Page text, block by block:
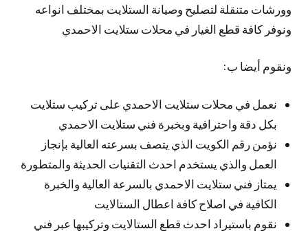
وورشات متنقلة لتصليح وصيانة الستلايت بمختلف انواعه
ونوفر كافة قطع الغيار في محلات ستلايت الاحمدي
ونقوم أيضا ب:
نعمل في محلات ستلايت الاحمدي على تركيب ستلايت
بكل دقة واحترافية وبخبرة فني ستلايت الاحمدي
نؤمن رقم الكويت الذي يتصف بسرعته العالية بإنجاز
العمل والذي يستخدم احدث التقنيات الحديثة والمتطورة
يمتاز فني ستلايت الاحمدي بالسرعة العالية والخبرة
الكافية في اصلاح كافة اعطال الستالايت
نقوم باستيراد احدث قطع الستالايت وتركيبها عبر فني